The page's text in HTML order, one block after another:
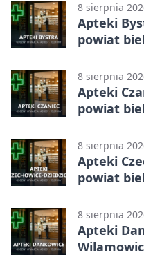
8 sierpnia
Apteki
powiat
8 sierpnia
Apteki
powiat
8 sierpnia
Apteki
powiat
8 sierpnia
Apteki